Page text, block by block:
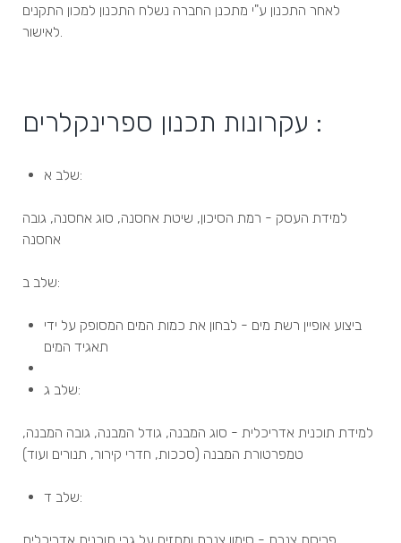
לאחר התכנון ע"י מתכנן החברה נשלח התכנון למכון התקנים
עקרונות תכנון ספרינקלרים :
שלב א:
למידת העסק - רמת הסיכון, שיטת אחסנה, סוג אחסנה, גובה
אחסנה
שלב ב:
ביצוע אופיין רשת מים - לבחון את כמות המים המסופק על ידי
תאגיד המים
שלב ג:
למידת תוכנית אדריכלית - סוג המבנה, גודל המבנה, גובה המבנה,
טמפרטורת המבנה (סככות, חדרי קירור, תנורים ועוד)
שלב ד:
פריסת צנרת - סימון צנרת ומתזים על גבי תוכנית אדריכלית